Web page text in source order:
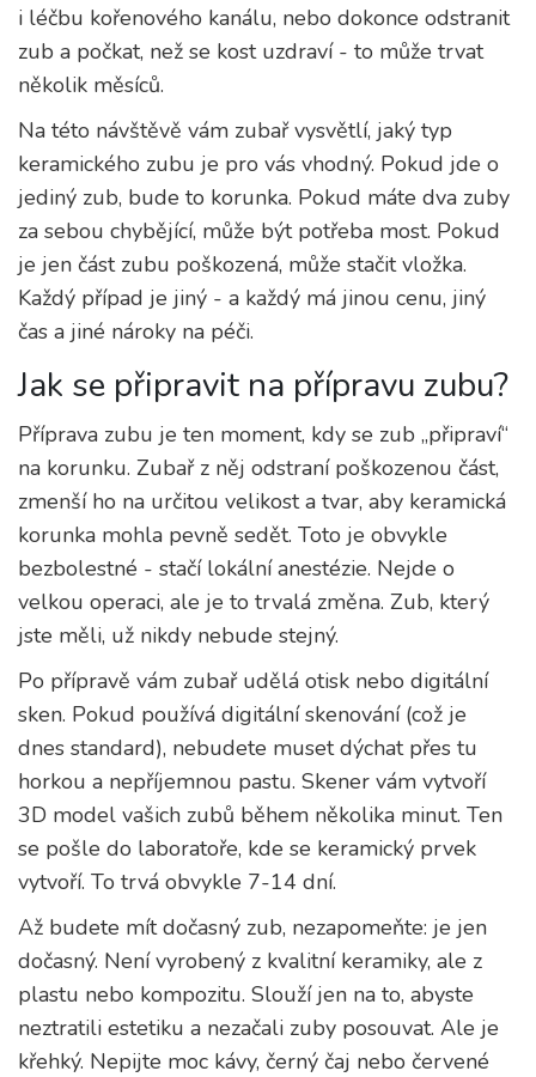
i léčbu kořenového kanálu, nebo dokonce odstranit
zub a počkat, než se kost uzdraví - to může trvat
několik měsíců.
Na této návštěvě vám zubař vysvětlí, jaký typ
keramického zubu je pro vás vhodný. Pokud jde o
jediný zub, bude to korunka. Pokud máte dva zuby
za sebou chybějící, může být potřeba most. Pokud
je jen část zubu poškozená, může stačit vložka.
Každý případ je jiný - a každý má jinou cenu, jiný
čas a jiné nároky na péči.
Jak se připravit na přípravu zubu?
Příprava zubu je ten moment, kdy se zub „připraví“
na korunku. Zubař z něj odstraní poškozenou část,
zmenší ho na určitou velikost a tvar, aby keramická
korunka mohla pevně sedět. Toto je obvykle
bezbolestné - stačí lokální anestézie. Nejde o
velkou operaci, ale je to trvalá změna. Zub, který
jste měli, už nikdy nebude stejný.
Po přípravě vám zubař udělá otisk nebo digitální
sken. Pokud používá digitální skenování (což je
dnes standard), nebudete muset dýchat přes tu
horkou a nepříjemnou pastu. Skener vám vytvoří
3D model vašich zubů během několika minut. Ten
se pošle do laboratoře, kde se keramický prvek
vytvoří. To trvá obvykle 7-14 dní.
Až budete mít dočasný zub, nezapomeňte: je jen
dočasný. Není vyrobený z kvalitní keramiky, ale z
plastu nebo kompozitu. Slouží jen na to, abyste
neztratili estetiku a nezačali zuby posouvat. Ale je
křehký. Nepijte moc kávy, černý čaj nebo červené